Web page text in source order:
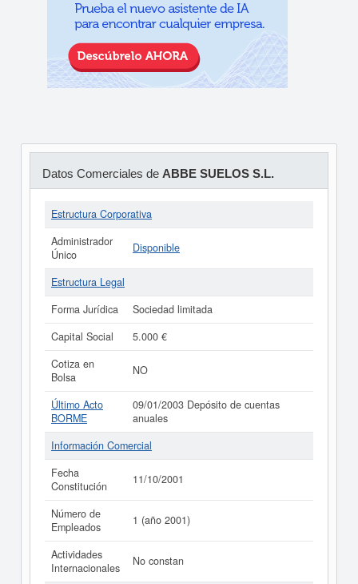
Datos Comerciales de ABBE SUELOS S.L.
Estructura Corporativa
Administrador
Único
Disponible
Estructura Legal
Forma Jurídica
Sociedad limitada
Capital Social
5.000 €
Cotiza en
Bolsa
NO
Último Acto
BORME
09/01/2003 Depósito de cuentas
anuales
Información Comercial
Fecha
Constitución
11/10/2001
Número de
Empleados
1 (año 2001)
Actividades
Internacionales
No constan